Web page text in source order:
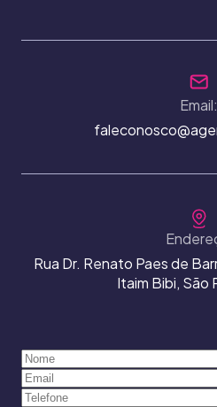
Email:
Rua Dr. Renato Paes de
Itaim Bibi, São